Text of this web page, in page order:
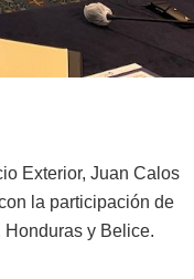
Exterior, Juan Calos
la participación de
y Belice.